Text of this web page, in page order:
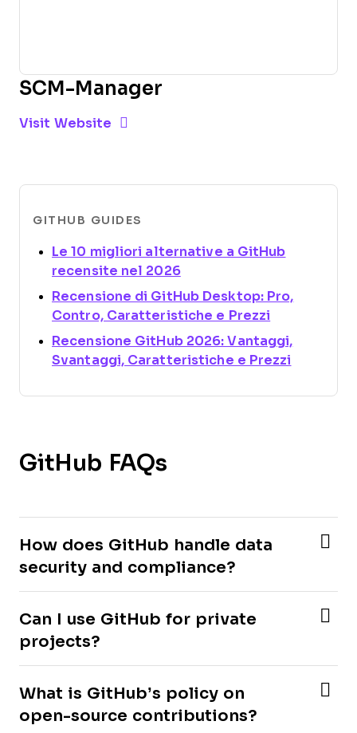
SCM-Manager
Visit Website Opens New Window
GITHUB GUIDES
Le 10 migliori alternative a GitHub
recensite nel 2026Opens new window
Recensione di GitHub Desktop: Pro,
Contro, Caratteristiche e Prezzi
Recensione GitHub 2026: Vantaggi,
Svantaggi, Caratteristiche e Prezzi
GitHub FAQs
How does GitHub handle data
security and compliance?
Can I use GitHub for private
projects?
What is GitHub’s policy on
open-source contributions?